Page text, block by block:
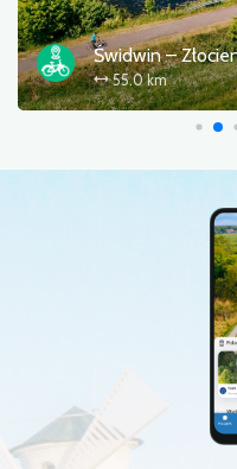
55.0 km